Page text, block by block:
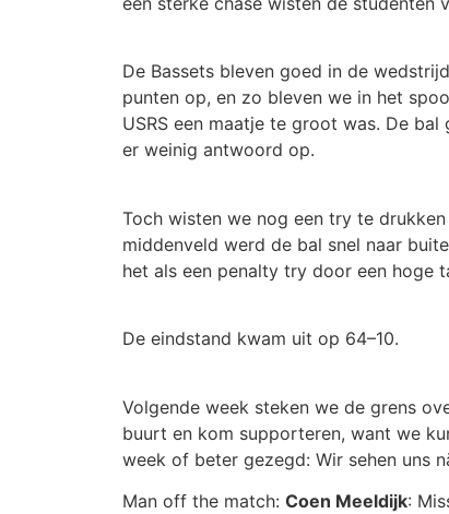
De Bassets bleven goed in de
punten op, en zo bleven we in het
USRS een maatje te groot was. De
er weinig antwoord op.
Toch wisten we nog een try te
middenveld werd de bal snel naar
het als een penalty try door een hoge
De eindstand kwam uit op 64–10.
Volgende week steken we de grens
buurt en kom supporteren, want we
week of beter gezegd: Wir sehen uns
Man off the match: Coen Meeldijk: